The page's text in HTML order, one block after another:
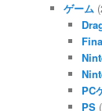
ゲーム
PC
PS